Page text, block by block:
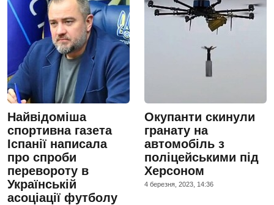
Найвідоміша
спортивна газета
Іспанії написала
про спроби
перевороту в
Українській
асоціації футболу
Окупанти скинули
гранату на
автомобіль з
поліцейськими під
Херсоном
4 березня, 2023, 14:36